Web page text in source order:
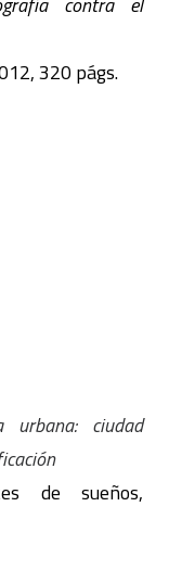
320 págs.
urbana: ciudad
de sueños,